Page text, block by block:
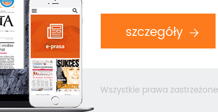
szczegóły
Wszystkie prawa